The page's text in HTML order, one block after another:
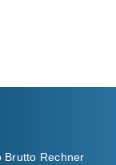
Brutto Rechner